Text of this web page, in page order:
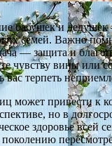
бабушек и
семей. Важно
— защита и
чувству вины или
вас терпеть
может привести к
но в
здоровье всей